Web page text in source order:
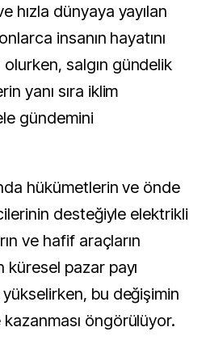
hızla dünyaya yayılan
insanın hayatını
salgın gündelik
yanı sıra iklim
gündemini
hükümetlerin ve önde
desteğiyle elektrikli
ve hafif araçların
pazar payı
bu değişimin
öngörülüyor.